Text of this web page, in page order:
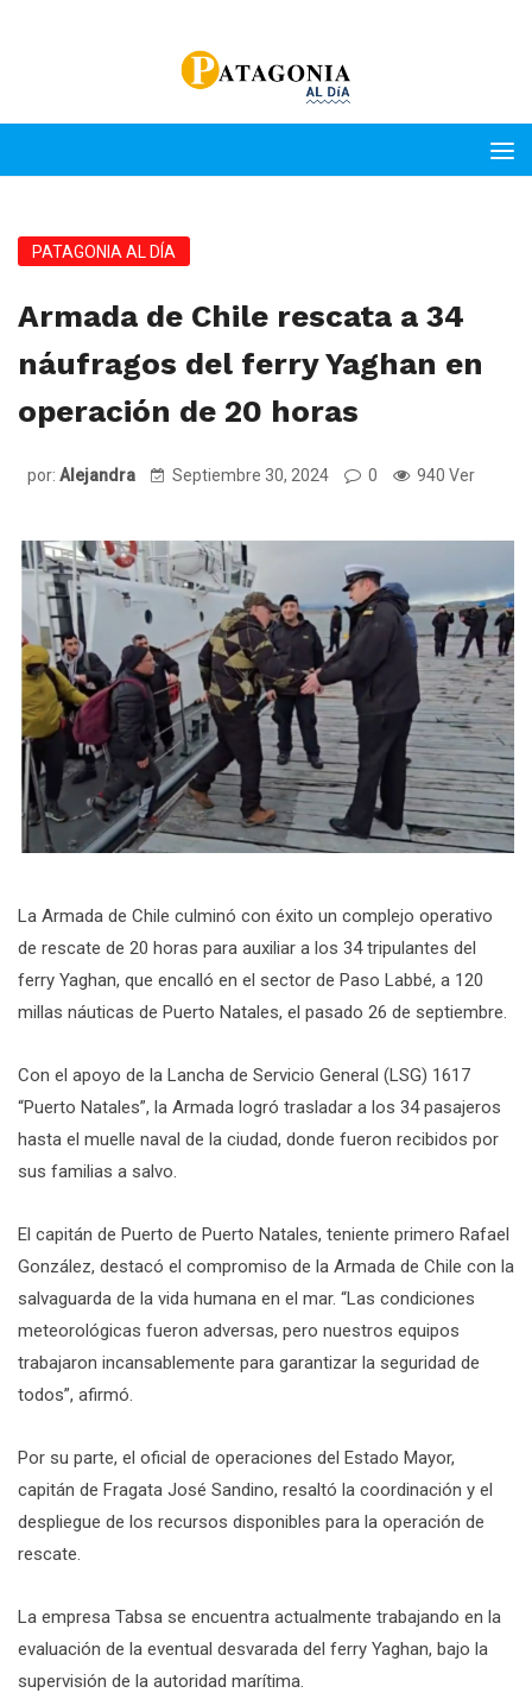
PATAGONIA AL DÍA
Armada de Chile rescata a 34
náufragos del ferry Yaghan en
operación de 20 horas
por: Alejandra Septiembre 30, 2024 0 940 Ver
La Armada de Chile culminó con éxito un complejo operativo
de rescate de 20 horas para auxiliar a los 34 tripulantes del
ferry Yaghan, que encalló en el sector de Paso Labbé, a 120
millas náuticas de Puerto Natales, el pasado 26 de septiembre.
Con el apoyo de la Lancha de Servicio General (LSG) 1617
“Puerto Natales”, la Armada logró trasladar a los 34 pasajeros
hasta el muelle naval de la ciudad, donde fueron recibidos por
sus familias a salvo.
El capitán de Puerto de Puerto Natales, teniente primero Rafael
González, destacó el compromiso de la Armada de Chile con la
salvaguarda de la vida humana en el mar. “Las condiciones
meteorológicas fueron adversas, pero nuestros equipos
trabajaron incansablemente para garantizar la seguridad de
todos”, afirmó.
Por su parte, el oficial de operaciones del Estado Mayor,
capitán de Fragata José Sandino, resaltó la coordinación y el
despliegue de los recursos disponibles para la operación de
rescate.
La empresa Tabsa se encuentra actualmente trabajando en la
evaluación de la eventual desvarada del ferry Yaghan, bajo la
supervisión de la autoridad marítima.